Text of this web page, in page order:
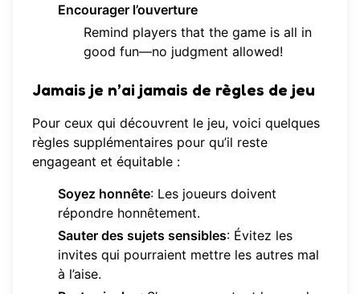
Encourager l’ouverture
Remind players that the game is all in
good fun—no judgment allowed!
Jamais je n’ai jamais de règles de jeu
Pour ceux qui découvrent le jeu, voici quelques
règles supplémentaires pour qu’il reste
engageant et équitable :
Soyez honnête: Les joueurs doivent
répondre honnêtement.
Sauter des sujets sensibles: Évitez les
invites qui pourraient mettre les autres mal
à l’aise.